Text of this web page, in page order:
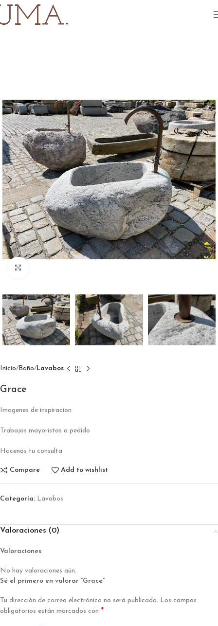
Inicio Baño Lavabos
Grace
Imagenes de inspiracion
Trabajos mayoristas a pedido
Hacenos tu consulta
Compare Add to wishlist
Categoría: Lavabos
Valoraciones (0)
Valoraciones
No hay valoraciones aún.
Sé el primero en valorar “Grace”
Tu dirección de correo electrónico no será publicada. Los campos
obligatorios están marcados con *